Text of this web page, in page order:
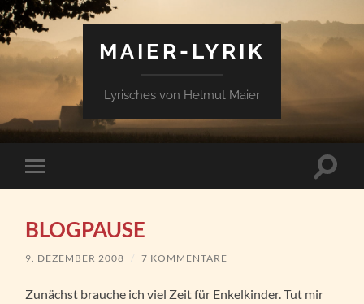
MAIER-LYRIK
Lyrisches von Helmut Maier
Mobile-
Menü
BLOGPAUSE
9. DEZEMBER 2008 / 7 KOMMENTARE
Zunächst brauche ich viel Zeit für Enkelkinder. Tut mir